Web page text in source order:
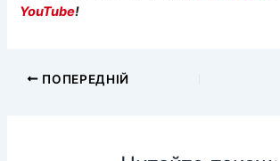
YouTube!
ПОПЕРЕДНІЙ